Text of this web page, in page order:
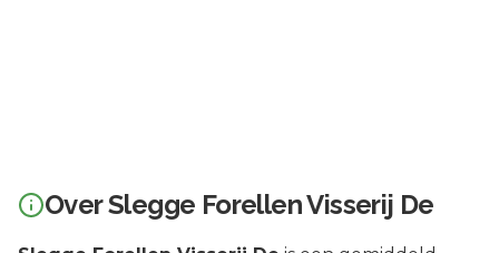
OverSlegge Forellen Visserij De